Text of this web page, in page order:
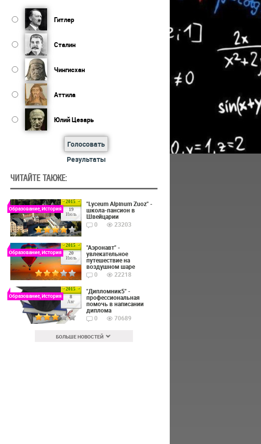
Гитлер
Сталин
Чингисхан
Аттила
Юлий Цезарь
Голосовать
Результаты
ЧИТАЙТЕ ТАКЖЕ:
2015
19
Июль
Образование, История
"Lyceum Alpinum Zuoz" -
школа-пансион в
Швейцарии
0
23203
2015
20
Июль
Образование, История
"Аэронавт" -
увлекательное
путешествие на
воздушном шаре
0
22218
2015
8
Авг
Образование, История
"Дипломник5" -
профессиональная
помочь в написании
диплома
0
70689
БОЛЬШЕ НОВОСТЕЙ